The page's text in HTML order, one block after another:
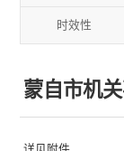
时效性
蒙自市机